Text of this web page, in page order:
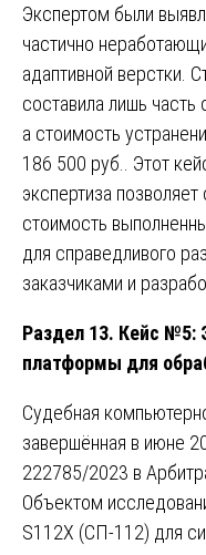
Экспертом были
частично
адаптивной верстки.
составила лишь
а стоимость
186 500 руб.. Этот
экспертиза
стоимость
для справедливого
заказчиками и
Раздел 13. Кейс №5:
платформы для
Судебная
завершённая в июне
222785/2023 в
Объектом
S112X (СП-112) для